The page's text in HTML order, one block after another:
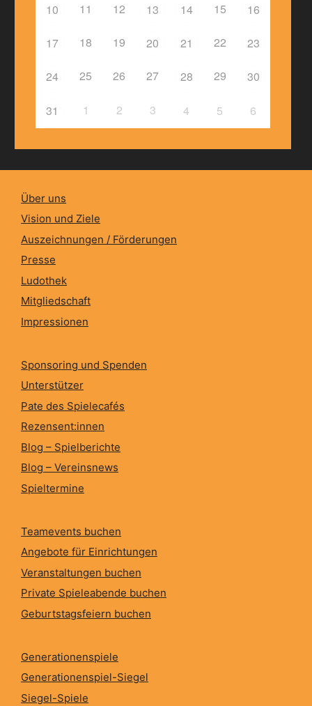
10 11 12 13 14 15 16
17 18 19 20 21 22 23
24 25 26 27 28 29 30
31 1 2 3 4 5 6
Über uns
Vision und Ziele
Auszeichnungen / Förderungen
Presse
Ludothek
Mitgliedschaft
Impressionen
Sponsoring und Spenden
Unterstützer
Pate des Spielecafés
Rezensent:innen
Blog – Spielberichte
Blog – Vereinsnews
Spieltermine
Teamevents buchen
Angebote für Einrichtungen
Veranstaltungen buchen
Private Spieleabende buchen
Geburtstagsfeiern buchen
Generationenspiele
Generationenspiel-Siegel
Siegel-Spiele